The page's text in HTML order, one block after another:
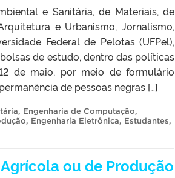
e Sanitária, de Materiais, de
e Urbanismo, Jornalismo,
Federal de Pelotas (UFPel),
de estudo, dentro das políticas
de maio, por meio de formulário
de pessoas negras […]
, Engenharia de Computação,
, Engenharia Eletrônica, Estudantes,
ou de Produção